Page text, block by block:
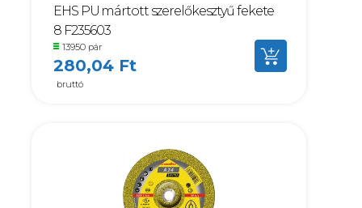
EHS PU mártott szerelőkesztyű fekete
8 F235603
13950 pár
280,04 Ft
bruttó